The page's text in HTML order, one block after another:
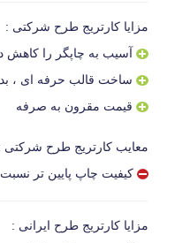
مزایا کارتریج طرح شرکتی :
آسیب به چاپگر را کاهش
ساخت قالب حرفه ای ،
قیمت مقرون به صرفه
معایب کارتریج طرح شرکتی
کیفیت چاپ پایین تر
مزایا کارتریج طرح ایرانی :